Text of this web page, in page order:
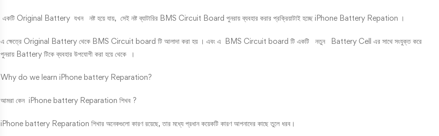
একটি Original Battery যখন নষ্ট হয়ে যায়, সেই নষ্ট ব্যাটারির BMS Circuit Board পুনরায় ব্যবহার করার প্রক্রিয়াটাই হচ্ছে iPhone Battery Repation ।
এ ক্ষেত্রে Original Battery থেকে BMS Circuit board টি আলাদা করা হয় । এবং এ BMS Circuit board টি একটি নতুন Battery Cell এর সাথে সংযুক্ত করে
পুনরায় Battery টিকে ব্যবহার উপযোগী করা হয়ে থেকে ।
Why do we learn iPhone battery Reparation?
আমরা কেন iPhone battery Reparation শিখব ?
iPhone battery Reparation শিখার অনেকগুলো কারণ রয়েছে, তার মধ্যে প্রধান কয়েকটি কারণ আপনাদের কাছে তুলে ধরব।